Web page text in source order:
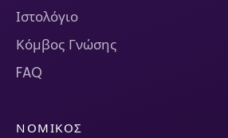
Ιστολόγιο
Κόμβος Γνώσης
FAQ
ΝΟΜΙΚΌΣ